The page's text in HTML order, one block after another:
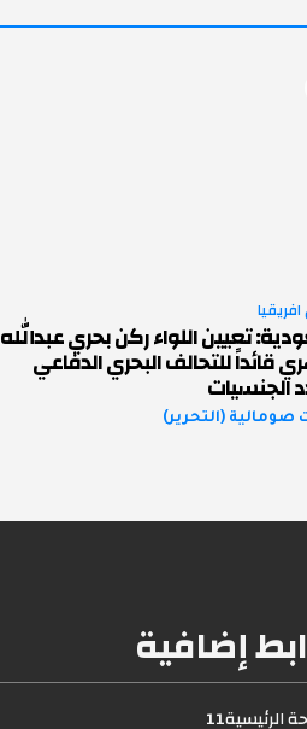
تعيين اللواء ركن بحري عبدالله
قائداً للتحالف البحري الدفاعي
الجنسيات
صومالية (التحرير)
إضافية
الرئيسية11